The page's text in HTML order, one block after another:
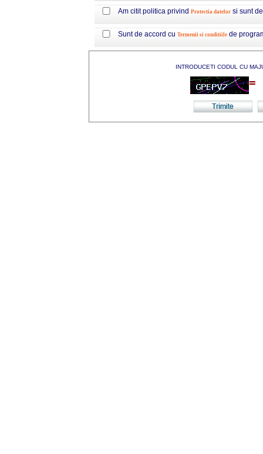
Am citit politica privind Protectia datelor si sunt
Sunt de accord cu Termenii si conditiile de
INTRODUCETI CODUL CU
=